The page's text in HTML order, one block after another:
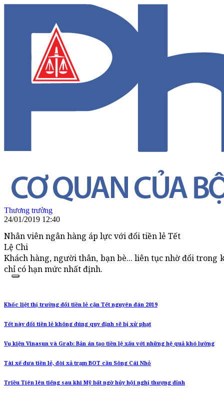
Thương trường
24/01/2019 12:40
Nhân viên ngân hàng áp lực với đổi tiền lẻ Tết
Lệ Chi
Khách hàng, người thân, bạn bè... liên tục nhờ đổi trong
chỉ có hạn mức nhất định.
Khốc liệt thị trường đổi tiền lẻ cận Tết nguyên đán 2019
Tết này đổi tiền lẻ không đúng quy định sẽ bị xử phạt
Vụ kiện Vinasun và Grab: Bản án tạo tiền lệ xấu với những hệ quả khó lường
Tài xế đưa tiền lẻ, đòi xả trạm BOT cầu Sông Cái Nhỏ
Triều Tiên lên tiếng sau khi Mỹ bất ngờ hủy hội nghị thượng đỉnh